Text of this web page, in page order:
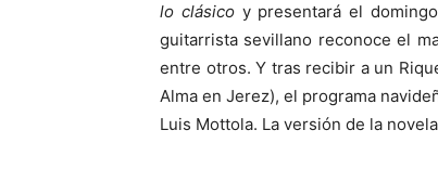
lo clásicoy presentará el
guitarrista sevillano reconoce el
entre otros. Y tras recibir a un
Alma en Jerez), el programa
Luis Mottola. La versión de la